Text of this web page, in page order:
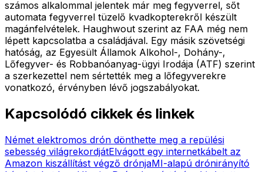
számos alkalommal jelentek már meg fegyverrel, sőt
automata fegyverrel tüzelő kvadkopterekről készült
magánfelvételek. Haughwout szerint az FAA még nem
lépett kapcsolatba a családjával. Egy másik szövetségi
hatóság, az Egyesült Államok Alkohol-, Dohány-,
Lőfegyver- és Robbanóanyag-ügyi Irodája (ATF) szerint
a szerkezettel nem sértették meg a lőfegyverekre
vonatkozó, érvényben lévő jogszabályokat.
Kapcsolódó cikkek és linkek
Német elektromos drón dönthette meg a repülési
sebesség világrekordjátElvágott egy internetkábelt az
Amazon kiszállítást végző drónjaMI-alapú drónirányító